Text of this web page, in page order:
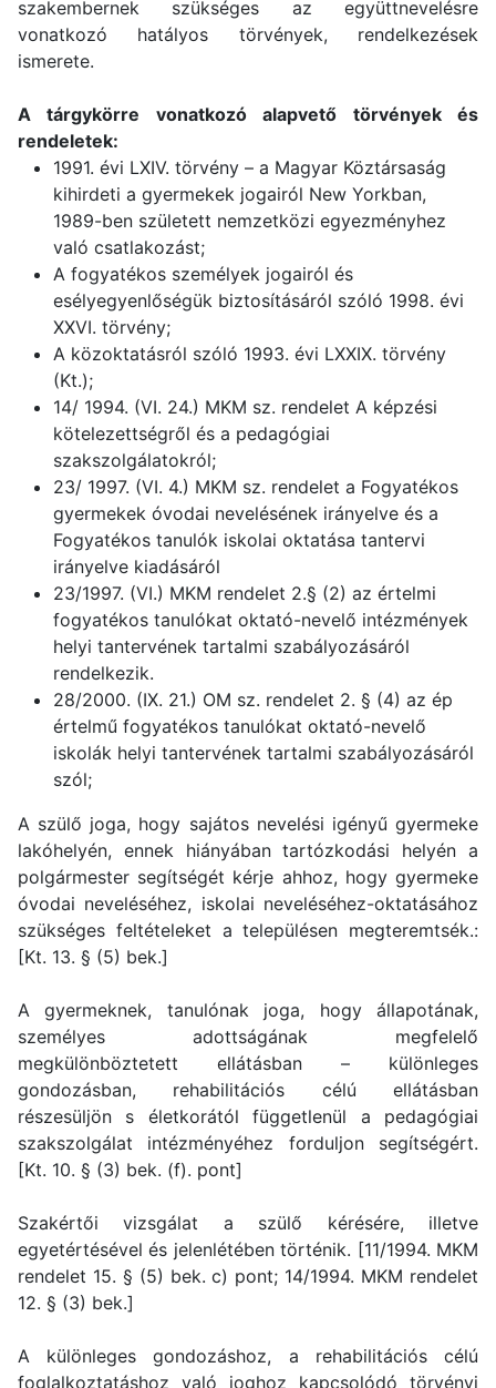
szakembernek szükséges az együttnevelésre
vonatkozó hatályos törvények, rendelkezések
ismerete.
A tárgykörre vonatkozó alapvető törvények és
rendeletek:
1991. évi LXIV. törvény – a Magyar Köztársaság
kihirdeti a gyermekek jogairól New Yorkban,
1989-ben született nemzetközi egyezményhez
való csatlakozást;
A fogyatékos személyek jogairól és
esélyegyenlőségük biztosításáról szóló 1998. évi
XXVI. törvény;
A közoktatásról szóló 1993. évi LXXIX. törvény
(Kt.);
14/ 1994. (VI. 24.) MKM sz. rendelet A képzési
kötelezettségről és a pedagógiai
szakszolgálatokról;
23/ 1997. (VI. 4.) MKM sz. rendelet a Fogyatékos
gyermekek óvodai nevelésének irányelve és a
Fogyatékos tanulók iskolai oktatása tantervi
irányelve kiadásáról
23/1997. (VI.) MKM rendelet 2.§ (2) az értelmi
fogyatékos tanulókat oktató-nevelő intézmények
helyi tantervének tartalmi szabályozásáról
rendelkezik.
28/2000. (IX. 21.) OM sz. rendelet 2. § (4) az ép
értelmű fogyatékos tanulókat oktató-nevelő
iskolák helyi tantervének tartalmi szabályozásáról
szól;
A szülő joga, hogy sajátos nevelési igényű gyermeke
lakóhelyén, ennek hiányában tartózkodási helyén a
polgármester segítségét kérje ahhoz, hogy gyermeke
óvodai neveléséhez, iskolai neveléséhez-oktatásához
szükséges feltételeket a településen megteremtsék.:
[Kt. 13. § (5) bek.]
A gyermeknek, tanulónak joga, hogy állapotának,
személyes adottságának megfelelő
megkülönböztetett ellátásban – különleges
gondozásban, rehabilitációs célú ellátásban
részesüljön s életkorától függetlenül a pedagógiai
szakszolgálat intézményéhez forduljon segítségért.
[Kt. 10. § (3) bek. (f). pont]
Szakértői vizsgálat a szülő kérésére, illetve
egyetértésével és jelenlétében történik. [11/1994. MKM
rendelet 15. § (5) bek. c) pont; 14/1994. MKM rendelet
12. § (3) bek.]
A különleges gondozáshoz, a rehabilitációs célú
foglalkoztatáshoz való joghoz kapcsolódó törvényi